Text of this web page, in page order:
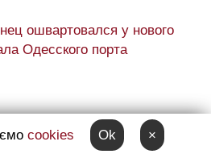
ошвартовался у нового
Одесского порта
:
cookies Ok ×